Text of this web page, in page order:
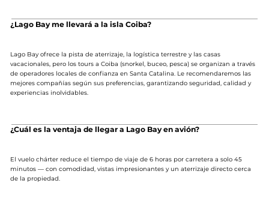
¿Lago Bay me llevará a la isla Coiba?
Lago Bay ofrece la pista de aterrizaje, la logística terrestre y las casas
vacacionales, pero los tours a Coiba (snorkel, buceo, pesca) se organizan a través
de operadores locales de confianza en Santa Catalina. Le recomendaremos las
mejores compañías según sus preferencias, garantizando seguridad, calidad y
experiencias inolvidables.
¿Cuál es la ventaja de llegar a Lago Bay en avión?
El vuelo chárter reduce el tiempo de viaje de 6 horas por carretera a solo 45
minutos — con comodidad, vistas impresionantes y un aterrizaje directo cerca
de la propiedad.